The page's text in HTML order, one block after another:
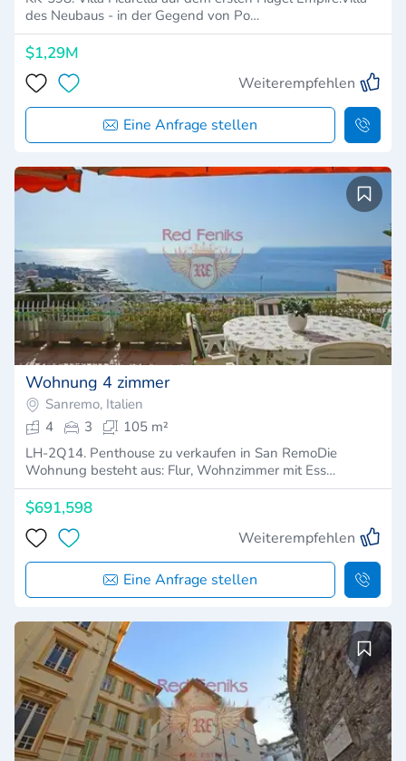
des Neubaus - in der Gegend von Po…
$1,29M
Weiterempfehlen
Eine Anfrage stellen
Wohnung 4 zimmer
Sanremo, Italien
4
3
105 m²
LH-2Q14. Penthouse zu verkaufen in San RemoDie
Wohnung besteht aus: Flur, Wohnzimmer mit Ess…
$691,598
Weiterempfehlen
Eine Anfrage stellen